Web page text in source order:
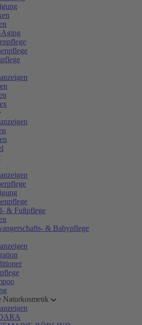
& Fußpflege
& Babypflege
Naturkosmetik